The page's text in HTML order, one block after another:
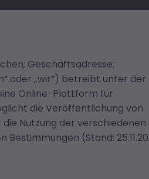
Geschäftsadresse:
oder „wir“) betreibt unter der
Online-Plattform für
die Veröffentlichung von
Nutzung der verschiedenen
(Stand: